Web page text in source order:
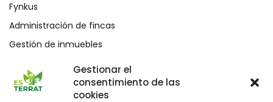
Gestionar el
consentimiento de las
cookies
Fynkus
Administración de fincas
Gestión de inmuebles
Mediación civil y mercantil
Blog